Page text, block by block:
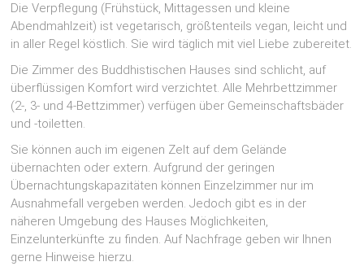
Die Verpflegung (Frühstück, Mittagessen und kleine
Abendmahlzeit) ist vegetarisch, größtenteils vegan, leicht und
in aller Regel köstlich. Sie wird täglich mit viel Liebe zubereitet.
Die Zimmer des Buddhistischen Hauses sind schlicht, auf
überflüssigen Komfort wird verzichtet. Alle Mehrbettzimmer
(2-, 3- und 4-Bettzimmer) verfügen über Gemeinschaftsbäder
und -toiletten.
Sie können auch im eigenen Zelt auf dem Gelände
übernachten oder extern. Aufgrund der geringen
Übernachtungskapazitäten können Einzelzimmer nur im
Ausnahmefall vergeben werden. Jedoch gibt es in der
näheren Umgebung des Hauses Möglichkeiten,
Einzelunterkünfte zu finden. Auf Nachfrage geben wir Ihnen
gerne Hinweise hierzu.